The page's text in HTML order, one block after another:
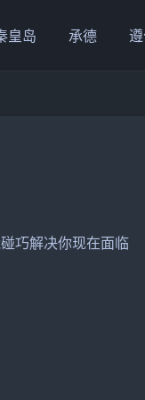
皇岛 承德
巧解决你现在面临